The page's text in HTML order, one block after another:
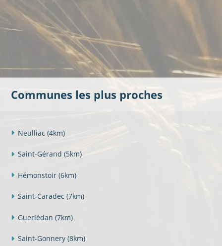
Communes les plus proches
Neulliac (4km)
Saint-Gérand (5km)
Hémonstoir (6km)
Saint-Caradec (7km)
Guerlédan (7km)
Saint-Gonnery (8km)